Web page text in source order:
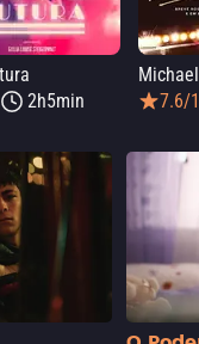
2h5min
Michael
7.6/